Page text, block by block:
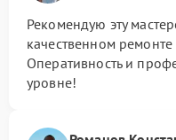
Рекомендую эту
качественном
Оперативность и
уровне!